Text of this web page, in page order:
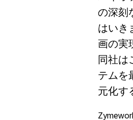
の深刻
はいき
画の実
同社は
テムを
元化す